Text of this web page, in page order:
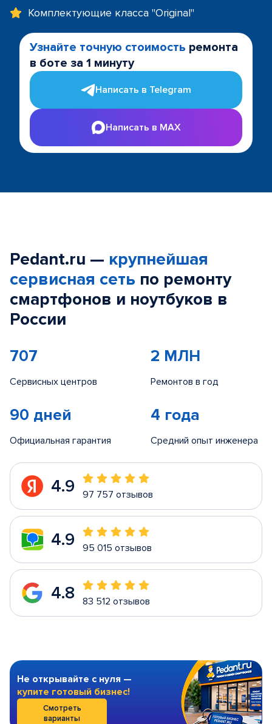
Комплектующие класса "Original"
Узнайте точную стоимость ремонта
в боте за 1 минуту
Написать в Telegram
Написать в MAX
Pedant.ru — крупнейшая
сервисная сеть по ремонту
смартфонов и ноутбуков в
России
707
Сервисных центров
2 МЛН
Ремонтов в год
90 дней
Официальная гарантия
4 года
Средний опыт инженера
4.9 97 757 отзывов
4.9 95 015 отзывов
4.8 83 512 отзывов
Не открывайте с нуля —
купите готовый бизнес!
Смотреть
варианты